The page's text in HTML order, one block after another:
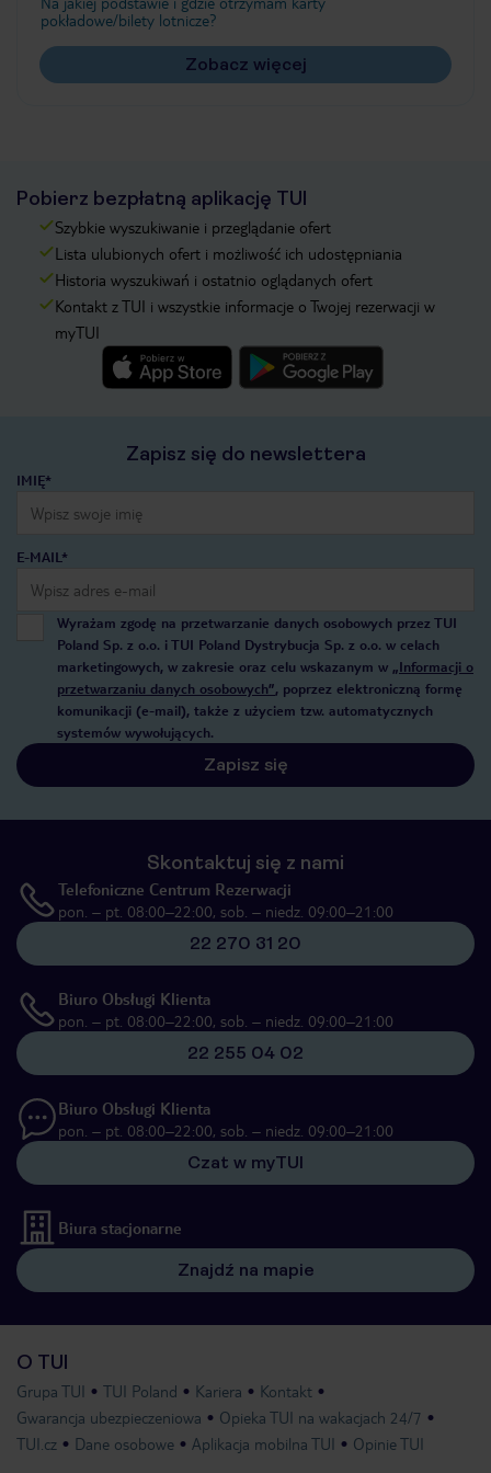
pokładowe/bilety lotnicze?
Zobacz więcej
Pobierz bezpłatną aplikację TUI
Szybkie wyszukiwanie i przeglądanie ofert
Lista ulubionych ofert i możliwość ich udostępniania
Historia wyszukiwań i ostatnio oglądanych ofert
Kontakt z TUI i wszystkie informacje o Twojej rezerwacji w
myTUI
Zapisz się do newslettera
IMIĘ*
E-MAIL*
Wyrażam zgodę na przetwarzanie danych osobowych przez TUI
Poland Sp. z o.o. i TUI Poland Dystrybucja Sp. z o.o. w celach
marketingowych, w zakresie oraz celu wskazanym w „Informacji o
przetwarzaniu danych osobowych”, poprzez elektroniczną formę
komunikacji (e-mail), także z użyciem tzw. automatycznych
systemów wywołujących.
Zapisz się
Skontaktuj się z nami
Telefoniczne Centrum Rezerwacji
pon. – pt. 08:00–22:00, sob. – niedz. 09:00–21:00
22 270 31 20
Biuro Obsługi Klienta
pon. – pt. 08:00–22:00, sob. – niedz. 09:00–21:00
22 255 04 02
Biuro Obsługi Klienta
pon. – pt. 08:00–22:00, sob. – niedz. 09:00–21:00
Czat w myTUI
Biura stacjonarne
Znajdź na mapie
O TUI
Grupa TUI TUI Poland Kariera
Kontakt
Gwarancja ubezpieczeniowa
Opieka TUI na wakacjach 24/7
TUI.cz
Dane osobowe Aplikacja mobilna TUI Opinie TUI